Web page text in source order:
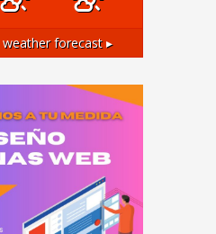
weather forecast ▸